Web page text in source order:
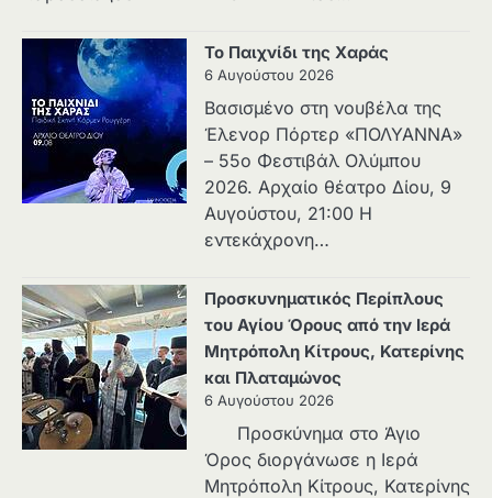
Το Παιχνίδι της Χαράς
6 Αυγούστου 2026
Βασισμένο στη νουβέλα της
Έλενορ Πόρτερ «ΠΟΛΥΑΝΝΑ»
– 55ο Φεστιβάλ Ολύμπου
2026. Αρχαίο θέατρο Δίου, 9
Αυγούστου, 21:00 Η
εντεκάχρονη…
Προσκυνηματικός Περίπλους
του Αγίου Όρους από την Ιερά
Μητρόπολη Κίτρους, Κατερίνης
και Πλαταμώνος
6 Αυγούστου 2026
Προσκύνημα στο Άγιο
Όρος διοργάνωσε η Ιερά
Μητρόπολη Κίτρους, Κατερίνης